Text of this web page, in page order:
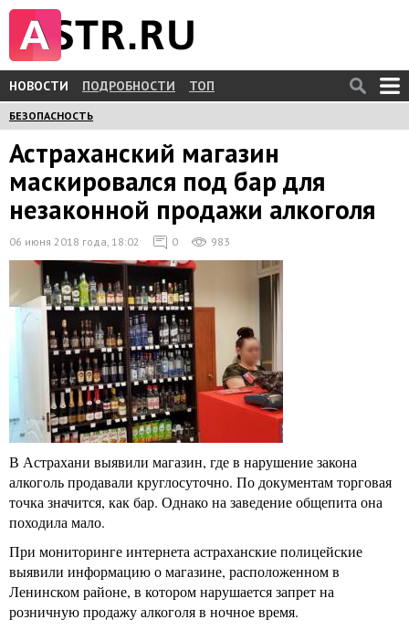
НОВОСТИ ПОДРОБНОСТИ ТОП
БЕЗОПАСНОСТЬ
Астраханский магазин
маскировался под бар для
незаконной продажи алкоголя
06 июня 2018 года, 18:02 0 983
В Астрахани выявили магазин, где в нарушение закона
алкоголь продавали круглосуточно. По документам торговая
точка значится, как бар. Однако на заведение общепита она
походила мало.
При мониторинге интернета астраханские полицейские
выявили информацию о магазине, расположенном в
Ленинском районе, в котором нарушается запрет на
розничную продажу алкоголя в ночное время.